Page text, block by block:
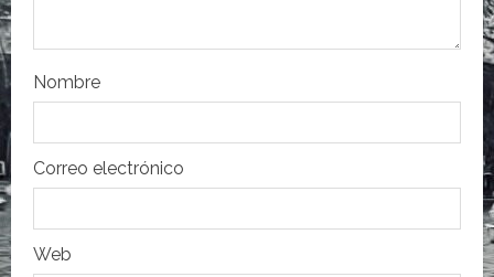
r
a
d
a
s
Nombre
Correo electrónico
Web